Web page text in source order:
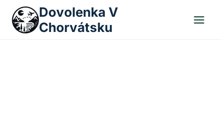
content
Dovolenka V
Chorvátsku